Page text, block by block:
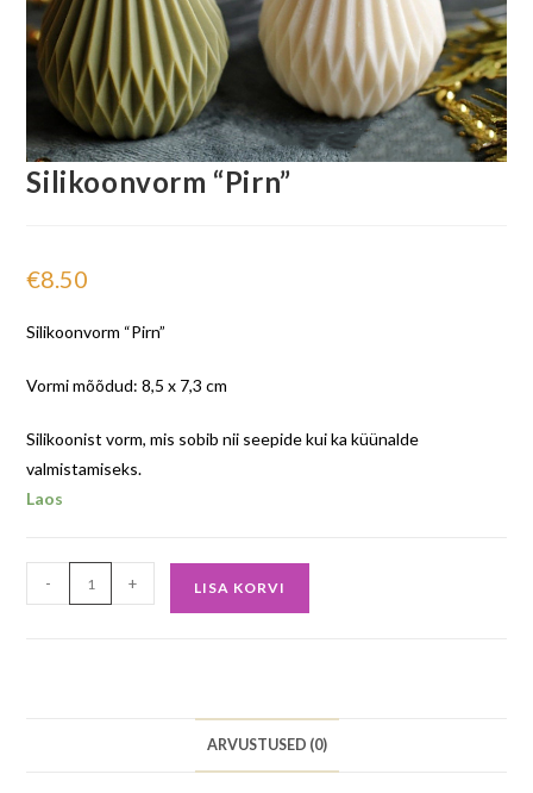
Silikoonvorm “Pirn”
€8.50
Silikoonvorm “Pirn”
Vormi mõõdud: 8,5 x 7,3 cm
Silikoonist vorm, mis sobib nii seepide kui ka küünalde
valmistamiseks.
Laos
- + LISA KORVI
ARVUSTUSED (0)